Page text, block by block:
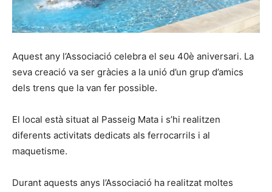
Aquest any l’Associació celebra el seu 40è aniversari. La
seva creació va ser gràcies a la unió d’un grup d’amics
dels trens que la van fer possible.
El local està situat al Passeig Mata i s’hi realitzen
diferents activitats dedicats als ferrocarrils i al
maquetisme.
Durant aquests anys l’Associació ha realitzat moltes